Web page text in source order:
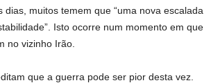
dias, muitos temem que “uma nova escalada
Isto ocorre num momento em que
no vizinho Irão.
que a guerra pode ser pior desta vez.